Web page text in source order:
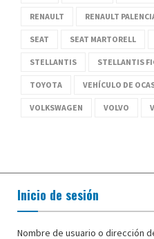
RENAULT RENAULT
SEAT SEAT MARTORELL
STELLANTIS STELLANTIS
TOYOTA VEHÍCULO DE
VOLKSWAGEN VOLVO
Inicio de sesión
Nombre de usuario o dirección